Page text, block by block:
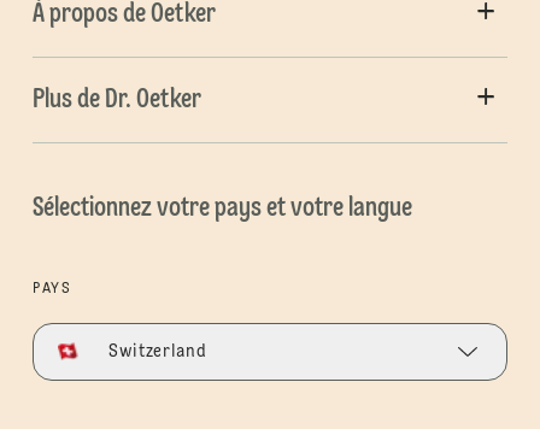
À propos de Oetker
Plus de Dr. Oetker
Sélectionnez votre pays et votre langue
PAYS
Switzerland